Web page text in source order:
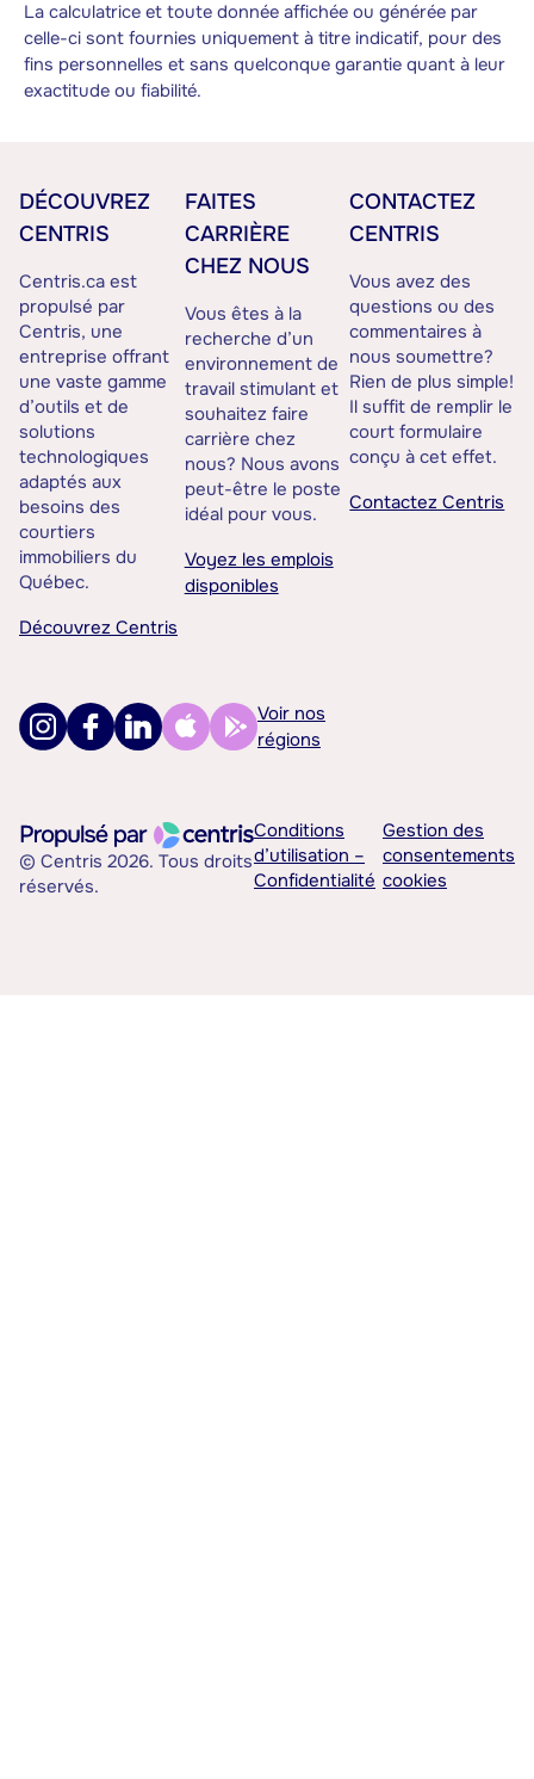
La calculatrice et toute donnée affichée ou générée par
celle-ci sont fournies uniquement à titre indicatif, pour des
fins personnelles et sans quelconque garantie quant à leur
exactitude ou fiabilité.
DÉCOUVREZ
CENTRIS
Centris.ca est
propulsé par
Centris, une
entreprise offrant
une vaste gamme
d’outils et de
solutions
technologiques
adaptés aux
besoins des
courtiers
immobiliers du
Québec.
Découvrez Centris
FAITES
CARRIÈRE
CHEZ NOUS
Vous êtes à la
recherche d’un
environnement de
travail stimulant et
souhaitez faire
carrière chez
nous? Nous avons
peut-être le poste
idéal pour vous.
Voyez les emplois
disponibles
CONTACTEZ
CENTRIS
Vous avez des
questions ou des
commentaires à
nous soumettre?
Rien de plus simple!
Il suffit de remplir le
court formulaire
conçu à cet effet.
Contactez Centris
Voir nos
régions
© Centris 2026. Tous droits
réservés.
Conditions
d’utilisation –
Confidentialité
Gestion des
consentements
cookies